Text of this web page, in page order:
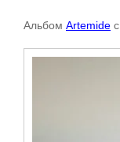
Альбом Artemide